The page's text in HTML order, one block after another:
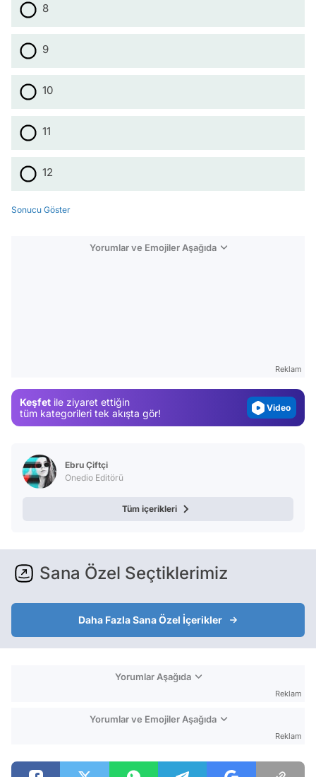
8
9
10
11
12
Sonucu Göster
Yorumlar ve Emojiler Aşağıda
Reklam
Keşfet ile ziyaret ettiğin
tüm kategorileri tek akışta gör!
Test
Ebru Çiftçi
Onedio Editörü
Tüm içerikleri
Sana Özel Seçtiklerimiz
Daha Fazla Sana Özel İçerikler
Yorumlar Aşağıda
Reklam
Yorumlar ve Emojiler Aşağıda
Reklam